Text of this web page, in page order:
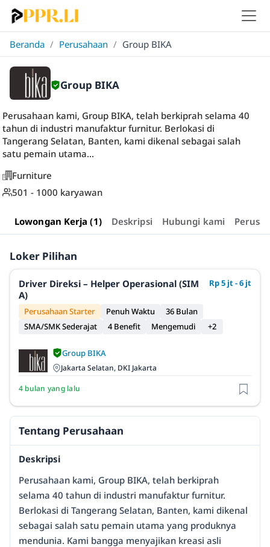
Beranda / Perusahaan / Group BIKA
Group BIKA
Perusahaan kami, Group BIKA, telah berkiprah selama 40
tahun di industri manufaktur furnitur. Berlokasi di
Tangerang Selatan, Banten, kami dikenal sebagai salah
satu pemain utama...
Furniture
501 - 1000 karyawan
Lowongan Kerja (1) Deskripsi Hubungi kami
Loker Pilihan
Driver Direksi – Helper Operasional (SIM
A)
Rp 5 jt - 6 jt
Perusahaan Starter Penuh Waktu
36 Bulan
SMA/SMK Sederajat
4 Benefit Mengemudi +2
Group BIKA
Jakarta Selatan, DKI Jakarta
4 bulan yang lalu
Tentang Perusahaan
Deskripsi
Perusahaan kami, Group BIKA, telah berkiprah
selama 40 tahun di industri manufaktur furnitur.
Berlokasi di Tangerang Selatan, Banten, kami dikenal
sebagai salah satu pemain utama yang produknya
mendunia. Kami bangga menyajikan kreasi asli